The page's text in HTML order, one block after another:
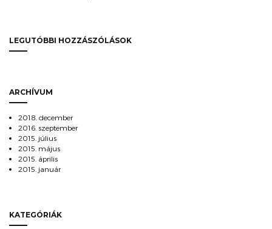
LEGUTÓBBI HOZZÁSZÓLÁSOK
ARCHÍVUM
2018. december
2016. szeptember
2015. július
2015. május
2015. április
2015. január
KATEGÓRIÁK